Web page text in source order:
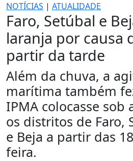
NOTÍCIAS | ATUALIDADE
Faro, Setúbal e
laranja por causa
partir da tarde
Além da chuva, a
marítima também
IPMA colocasse sob
os distritos de Faro,
e Beja a partir das
feira.